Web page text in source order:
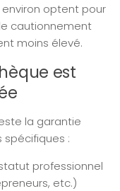
environ optent pour
cautionnement
moins élevé.
est
la garantie
:
professionnel
etc.)